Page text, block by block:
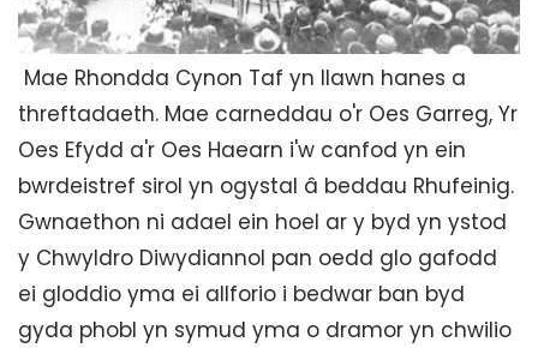
Mae Rhondda Cynon Taf yn llawn hanes a
threftadaeth. Mae carneddau o'r Oes Garreg, Yr
Oes Efydd a'r Oes Haearn i'w canfod yn ein
bwrdeistref sirol yn ogystal â beddau Rhufeinig.
Gwnaethon ni adael ein hoel ar y byd yn ystod
y Chwyldro Diwydiannol pan oedd glo gafodd
ei gloddio yma ei allforio i bedwar ban byd
gyda phobl yn symud yma o dramor yn chwilio